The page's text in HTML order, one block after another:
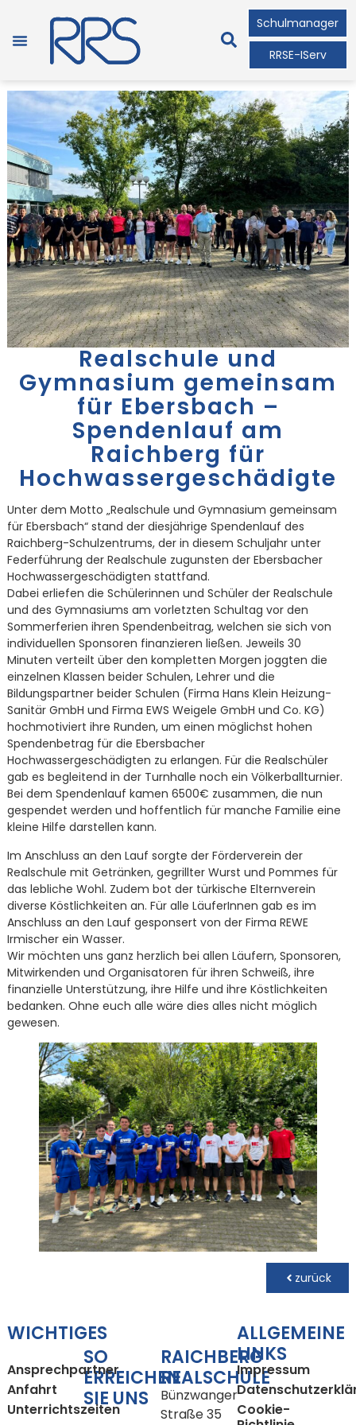
Schulmanager
RRSE-IServ
Realschule und
Gymnasium gemeinsam
für Ebersbach –
Spendenlauf am
Raichberg für
Hochwassergeschädigte
Unter dem Motto „Realschule und Gymnasium gemeinsam
für Ebersbach“ stand der diesjährige Spendenlauf des
Raichberg-Schulzentrums, der in diesem Schuljahr unter
Federführung der Realschule zugunsten der Ebersbacher
Hochwassergeschädigten stattfand.
Dabei erliefen die Schülerinnen und Schüler der Realschule
und des Gymnasiums am vorletzten Schultag vor den
Sommerferien ihren Spendenbeitrag, welchen sie sich von
individuellen Sponsoren finanzieren ließen. Jeweils 30
Minuten verteilt über den kompletten Morgen joggten die
einzelnen Klassen beider Schulen, Lehrer und die
Bildungspartner beider Schulen (Firma Hans Klein Heizung-
Sanitär GmbH und Firma EWS Weigele GmbH und Co. KG)
hochmotiviert ihre Runden, um einen möglichst hohen
Spendenbetrag für die Ebersbacher
Hochwassergeschädigten zu erlangen. Für die Realschüler
gab es begleitend in der Turnhalle noch ein Völkerballturnier.
Bei dem Spendenlauf kamen 6500€ zusammen, die nun
gespendet werden und hoffentlich für manche Familie eine
kleine Hilfe darstellen kann.
Im Anschluss an den Lauf sorgte der Förderverein der
Realschule mit Getränken, gegrillter Wurst und Pommes für
das lebliche Wohl. Zudem bot der türkische Elternverein
diverse Köstlichkeiten an. Für alle LäuferInnen gab es im
Anschluss an den Lauf gesponsert von der Firma REWE
Irmischer ein Wasser.
Wir möchten uns ganz herzlich bei allen Läufern, Sponsoren,
Mitwirkenden und Organisatoren für ihren Schweiß, ihre
finanzielle Unterstützung, ihre Hilfe und ihre Köstlichkeiten
bedanken. Ohne euch alle wäre dies alles nicht möglich
gewesen.
zurück
WICHTIGES
Ansprechpartner
Anfahrt
Unterrichtszeiten
SO
ERREICHEN
SIE UNS
RAICHBERG
REALSCHULE
Bünzwanger
Straße 35
ALLGEMEINE
LINKS
Impressum
Cookie-